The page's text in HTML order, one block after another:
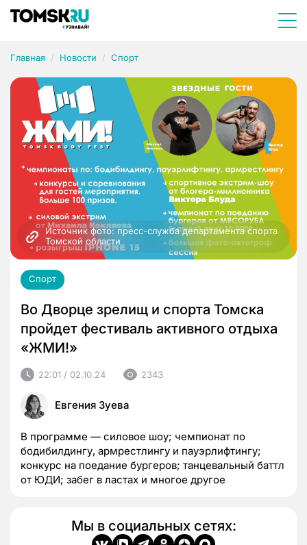
Главная Новости Спорт
Источник фото: пресс-служба департамента спорта
Томской области
Спорт
Во Дворце зрелищ и спорта Томска
пройдет фестиваль активного отдыха
«ЖМИ!»
22:01 / 02.10.24 2343
Евгения Зуева
В программе — силовое шоу; чемпионат по
бодибилдингу, армрестлингу и пауэрлифтингу;
конкурс на поедание бургеров; танцевальный баттл
от ЮДИ; забег в ластах и многое другое
Мы в социальных сетях: